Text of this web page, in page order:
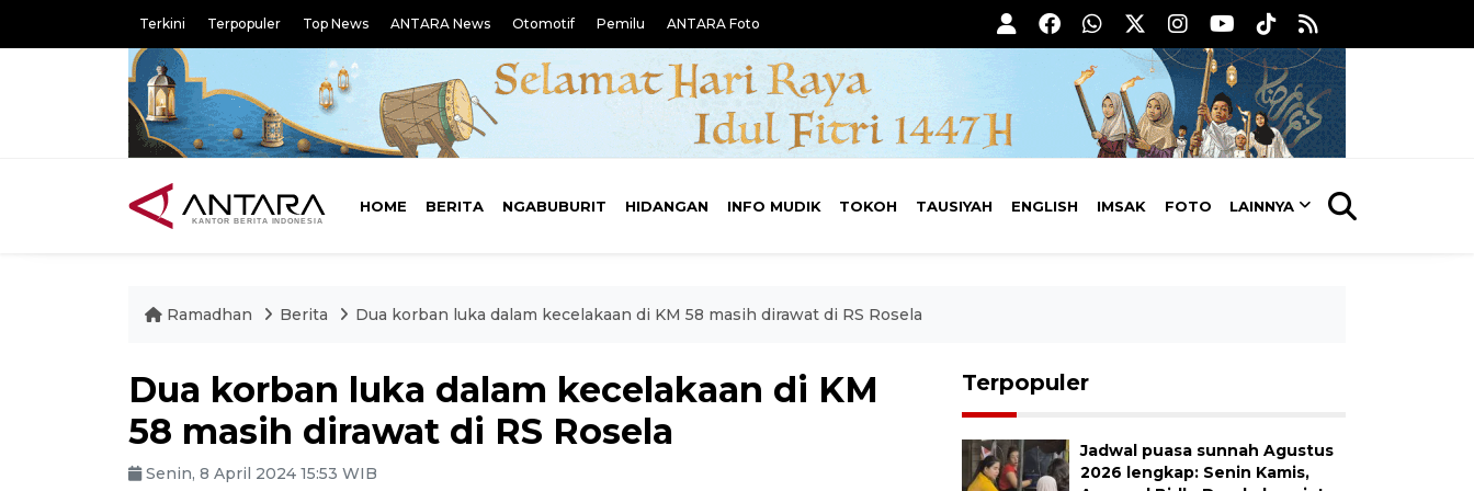
Terkini Terpopuler Top News ANTARA News Otomotif Pemilu ANTARA Foto
HOME BERITA NGABUBURIT HIDANGAN INFO MUDIK TOKOH TAUSIYAH ENGLISH IMSAK FOTO LAINNYA
Ramadhan Berita Dua korban luka dalam kecelakaan di KM 58 masih dirawat di RS Rosela
Dua korban luka dalam kecelakaan di KM
58 masih dirawat di RS Rosela
Senin, 8 April 2024 15:53 WIB
Terpopuler
Jadwal puasa sunnah Agustus
2026 lengkap: Senin Kamis,